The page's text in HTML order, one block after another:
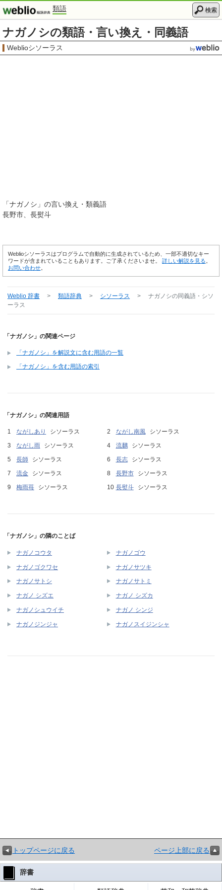
類語 検索
ナガノシの類語・言い換え・同義語
Weblioシソーラス
「ナガノシ 」の言い換え・類義語
長野市
長熨斗
Weblioシソーラスはプログラムで自動的に生成されているため、一部不適切なキー
ワードが含まれていることもあります。ご了承くださいませ。 詳しい解説を見る
お問い合わせ
Weblio 辞書 > 類語辞典 > シソーラス > ナガノシの同義語・シソ
ーラス
「ナガノシ」の関連ページ
「ナガノシ」を解説文に含む用語の一覧
「ナガノシ」を含む用語の索引
「ナガノシ」の関連用語
ながしあり シソーラス ながし南風
シソーラス
ながし雨
シソーラス 流黐
シソーラス
長師
シソーラス 長志
シソーラス
流金
シソーラス 長野市
シソーラス
梅雨苺
シソーラス 長熨斗 シソーラス
「ナガノシ」の隣のことば
ナガノコウタ ナガノゴウ
ナガノゴクワセ ナガノサツキ
ナガノサトシ ナガノサトミ
ナガノ シズエ ナガノ シズカ
ナガノシュウイチ ナガノ シンジ
ナガノジンジャ ナガノスイジンシャ
トップページに戻る ページ上部に戻る
辞書